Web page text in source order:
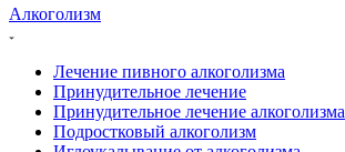
Алкоголизм
Лечение пивного алкоголизма
Принудительное лечение
Принудительное лечение алкоголизма
Подростковый алкоголизм